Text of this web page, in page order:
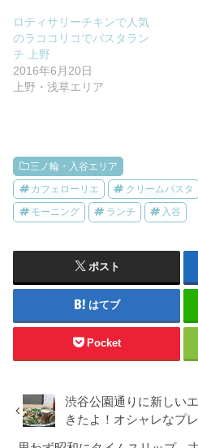
ロティサリーチキンで人気
のラココリコでパスタラン
チ 上野
2016年6月20日
上野・浅草エリア
三ノ輪・入谷エリア
カフェローリエ クリームパスタ
モーニング ランチ 入谷
ポスト
はてブ
Pocket
渋谷公園通りに新しい
きたよ！オシャレなプ